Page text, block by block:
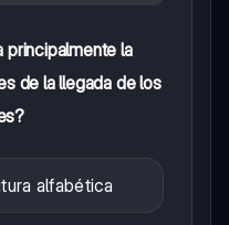
principalmente la
de la llegada de los
alfabética